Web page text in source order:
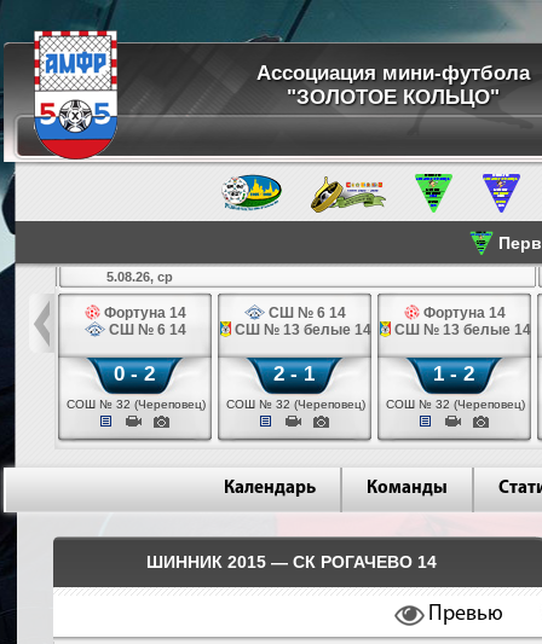
Ассоциация мини-футбола
"ЗОЛОТОЕ КОЛЬЦО"
14
5.08.26, ср
Фортуна 14
СШ № 6 14
0 - 2
СОШ № 32 (Череповец)
СШ № 6 14
СШ № 13 белые 14
2 - 1
СОШ № 32 (Череповец)
Фортуна 14
СШ № 13 белые 14
1 - 2
СОШ № 32 (Череповец)
Календарь Команды
ШИННИК 2015 — СК РОГАЧЕВО 14
Превью